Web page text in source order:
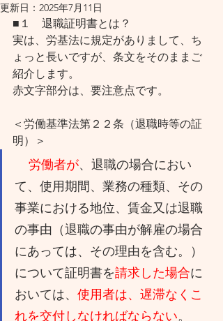
更新日： 2025年7月11日
■１　退職証明書とは？
実は、労基法に規定がありまして、ち
ょっと長いですが、条文をそのままご
紹介します。
赤文字部分は、要注意点です。
＜労働基準法第２２条（退職時等の証
明）＞
労働者が、退職の場合におい
て、使用期間、業務の種類、その
事業における地位、賃金又は退職
の事由（退職の事由が解雇の場合
にあっては、その理由を含む。）
について証明書を請求した場合に
おいては、 使用者は、遅滞なくこ
れを交付しなければならない。